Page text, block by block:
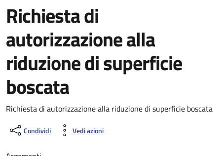
Richiesta di
autorizzazione alla
riduzione di superficie
boscata
Dettagli del documento
Richiesta di autorizzazione alla riduzione di superficie boscata
Condividi Vedi azioni